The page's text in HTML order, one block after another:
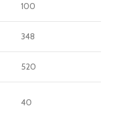
100
348
520
40